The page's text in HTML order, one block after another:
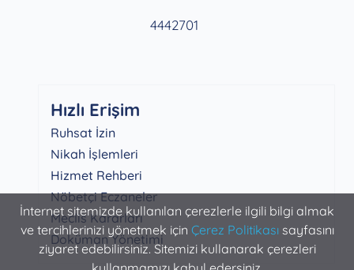
İnternet sitemizde kullanılan çerezlerle ilgili bilgi almak
ve tercihlerinizi yönetmek için Çerez Politikasısayfasını
ziyaret edebilirsiniz. Sitemizi kullanarak çerezleri
4442701
Hızlı Erişim
Ruhsat İzin
Nikah İşlemleri
Hizmet Rehberi
Nöbetçi Eczaneler
Meclis Kararları
Doküman Yönetimi